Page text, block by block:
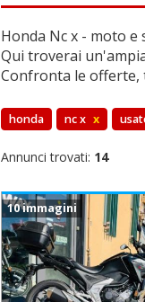
Honda Nc x - moto e
Qui troverai
Confronta le offerte,
honda nc x x
Annunci trovati: 14
10 immagini